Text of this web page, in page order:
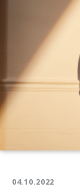
04.10.2022